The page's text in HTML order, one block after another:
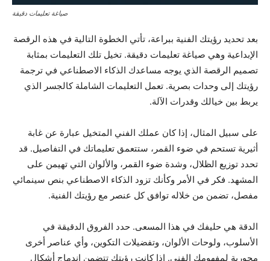
صياغة تعليمات دقيقة
بعد تحديد رؤيتك الفنية ببراعة، تأتي الخطوة التالية في هذه الرقصة
الإبداعية وهي صياغة تعليمات دقيقة. تخيل تلك التعليمات بمثابة
تصميم الرقصة الذي يوجه مساعدك الذكاء الاصطناعي في ترجمة
رؤيتك إلى وحدات بصرية. تعمل التعليمات الشاملة كالجسر الذي
يربط بين خيالك وقدرات الآلة.
على سبيل المثال، إذا كان عملك الفني المتخيل عبارة عن غابة
أثيرية تستحم في ضوء القمر، ستتعمق تعليماتك في التفاصيل. قد
تحدد توزيع الظلال، وشدة ضوء القمر، والألوان التي تهيمن على
المشهد. فكر في الأمر وكأنك تزود الذكاء الاصطناعي بنص سينمائي
مفصل، تضمن من خلاله توافق كل عنصر مع رؤيتك الفنية.
الدقة هي حليفك في هذا المسعى. حدد الفروق الدقيقة في
الأسلوب، ولوحات الألوان، وتفضيلات التكوين، وأي عناصر أخرى
محورية لمفهومك الفني. إذا كانت رؤيتك تتضمن اندماج أشكال